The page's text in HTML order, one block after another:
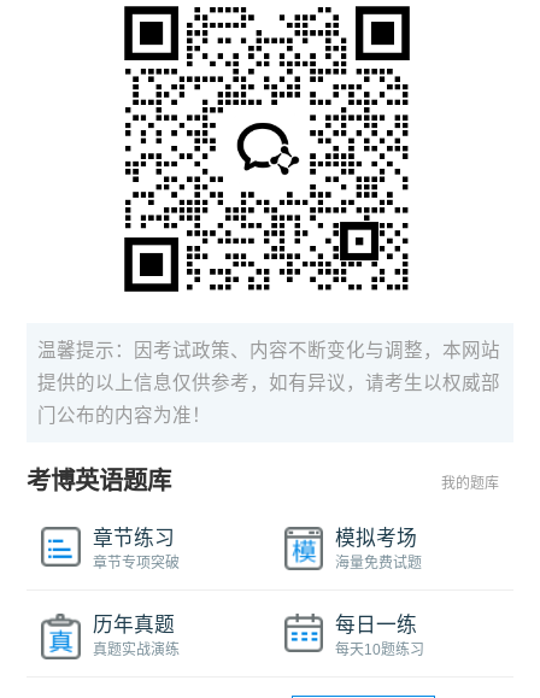
温馨提示：因考试政策、内容不断变化与调整，本网站
提供的以上信息仅供参考，如有异议，请考生以权威部
门公布的内容为准！
考博英语题库 我的题库
章节练习
章节专项突破
模拟考场
海量免费试题
历年真题
真题实战演练
每日一练
每天10题练习